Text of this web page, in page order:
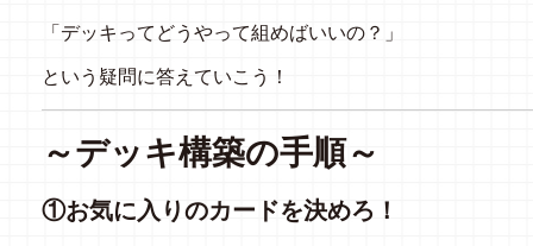
「デッキってどうやって組めばいいの？」
という疑問に答えていこう！
～デッキ構築の手順～
①お気に入りのカードを決めろ！